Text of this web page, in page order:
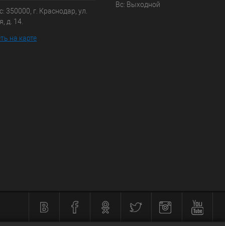
350000, г. Краснодар, ул.
д. 14.
на карте
Вс: Выходной